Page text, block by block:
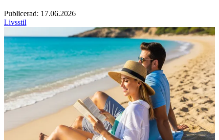
Publicerad: 17.06.2026
Livsstil